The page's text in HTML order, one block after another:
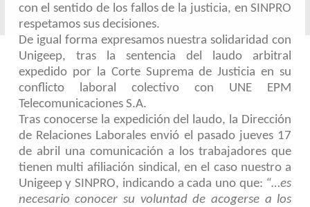
con el sentido de los fallos de la justicia, en SINPRO
respetamos sus decisiones.
De igual forma expresamos nuestra solidaridad con
Unigeep, tras la sentencia del laudo arbitral
expedido por la Corte Suprema de Justicia en su
conflicto laboral colectivo con UNE EPM
Telecomunicaciones S.A.
Tras conocerse la expedición del laudo, la Dirección
de Relaciones Laborales envió el pasado jueves 17
de abril una comunicación a los trabajadores que
tienen multi afiliación sindical, en el caso nuestro a
Unigeep y SINPRO, indicando a cada uno que: “…es
necesario conocer su voluntad de acogerse a los